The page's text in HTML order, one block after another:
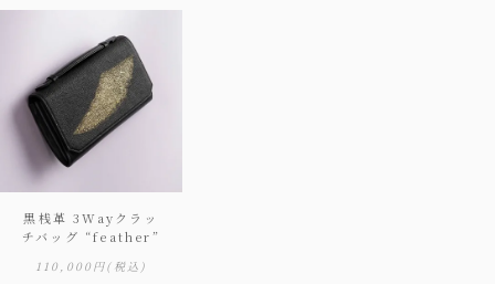
黒桟革 3Wayクラッ
チバッグ “feather”
110,000円(税込)